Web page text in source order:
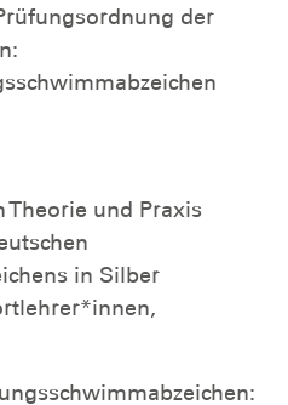
der
und Praxis
in Silber